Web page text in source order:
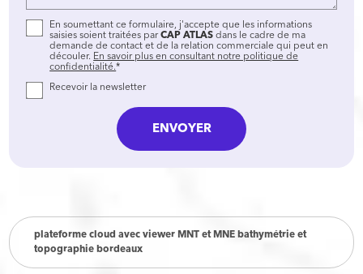
En soumettant ce formulaire, j'accepte que les informations
saisies soient traitées parCAP ATLASdans le cadre de ma
demande de contact et de la relation commerciale qui peut en
découler.En savoir plus en consultant notre politique de
confidentialité.*
Recevoir la newsletter
plateforme cloud avec viewer MNT et MNE bathymétrie et
topographie bordeaux